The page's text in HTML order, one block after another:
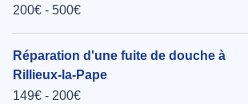
200€ - 500€
Réparation d'une fuite de douche à
Rillieux-la-Pape
149€ - 200€